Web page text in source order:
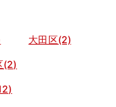
大田区(2)
(2)